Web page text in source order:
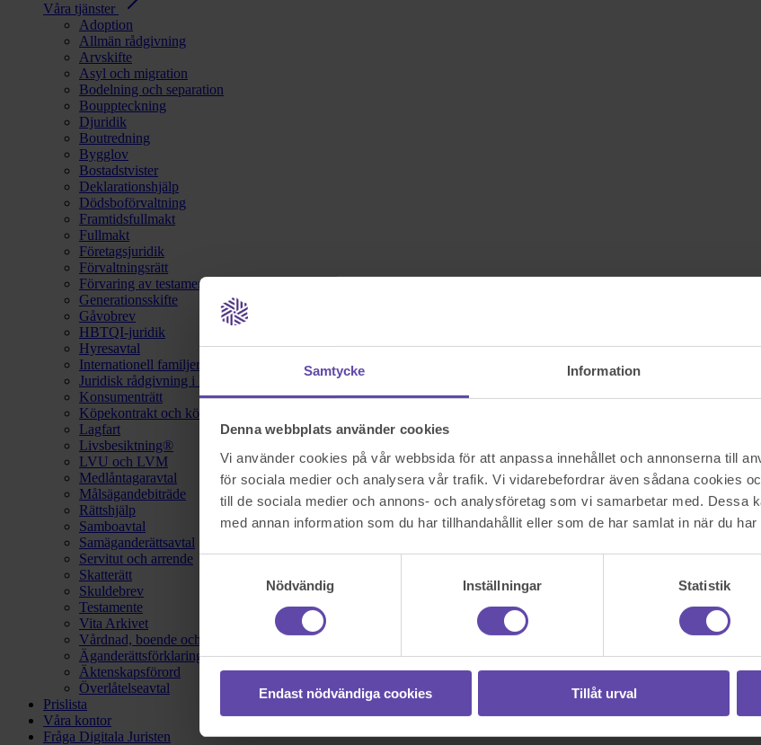
Samtycke Information
Denna webbplats använder cookies
Vi använder cookies på vår webbsida för att anpassa innehållet och annonserna till
för sociala medier och analysera vår trafik. Vi vidarebefordrar även sådana cookies
till de sociala medier och annons- och analysföretag som vi samarbetar med. Dessa
med annan information som du har tillhandahållit eller som de har samlat in när du
Nödvändig
Inställningar Statistik
Endast nödvändiga cookies Tillåt urval
Våra tjänster
Adoption
Allmän rådgivning
Arvskifte
Asyl och migration
Bodelning och separation
Bouppteckning
Djuridik
Boutredning
Bygglov
Bostadstvister
Deklarationshjälp
Dödsboförvaltning
Framtidsfullmakt
Fullmakt
Företagsjuridik
Förvaltningsrätt
Förvaring av testamente
Generationsskifte
Gåvobrev
HBTQI-juridik
Hyresavtal
Internationell familjerätt
Juridisk rådgivning i hemförsäkring
Konsumenträtt
Köpekontrakt och köpebrev
Lagfart
Livsbesiktning®
LVU och LVM
Medlåntagaravtal
Målsägandebiträde
Rättshjälp
Samboavtal
Samäganderättsavtal
Servitut och arrende
Skatterätt
Skuldebrev
Testamente
Vita Arkivet
Vårdnad, boende och umgänge
Äganderättsförklaring
Äktenskapsförord
Överlåtelseavtal
Prislista
Våra kontor
Fråga Digitala Juristen